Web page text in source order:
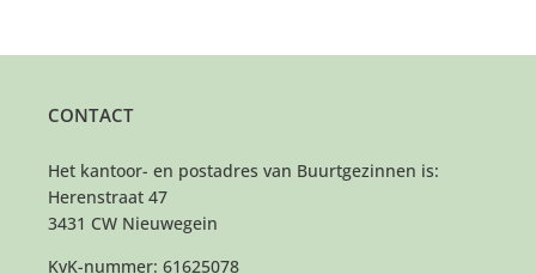
CONTACT
Het kantoor- en postadres van Buurtgezinnen is:
Herenstraat 47
3431 CW Nieuwegein
KvK-nummer: 61625078